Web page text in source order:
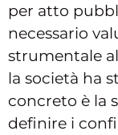
per atto
necessario
strumentale
la società ha
concreto è la
definire i